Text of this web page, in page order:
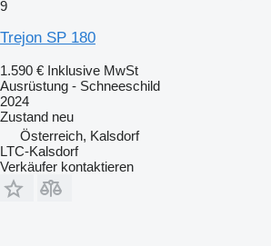
9
Trejon SP 180
1.590 € Inklusive MwSt
Ausrüstung - Schneeschild
2024
Zustand neu
Österreich, Kalsdorf
LTC-Kalsdorf
Verkäufer kontaktieren